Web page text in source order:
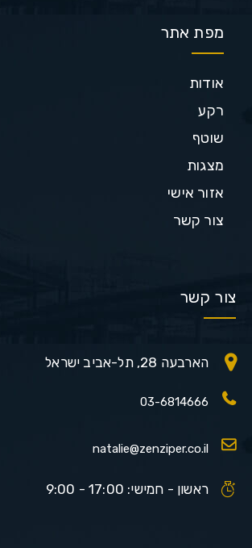
מפת אתר
אודות
רקע
שוטף
מצגות
אזור אישי
צור קשר
צור קשר
הארבעה 28, תל-אביב ישראל
03-6814666
natalie@zenziper.co.il
ראשון - חמישי: 17:00 - 9:00